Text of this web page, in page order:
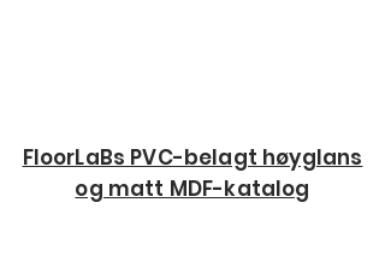
FloorLaBs PVC-belagt høyglans
og matt MDF-katalog